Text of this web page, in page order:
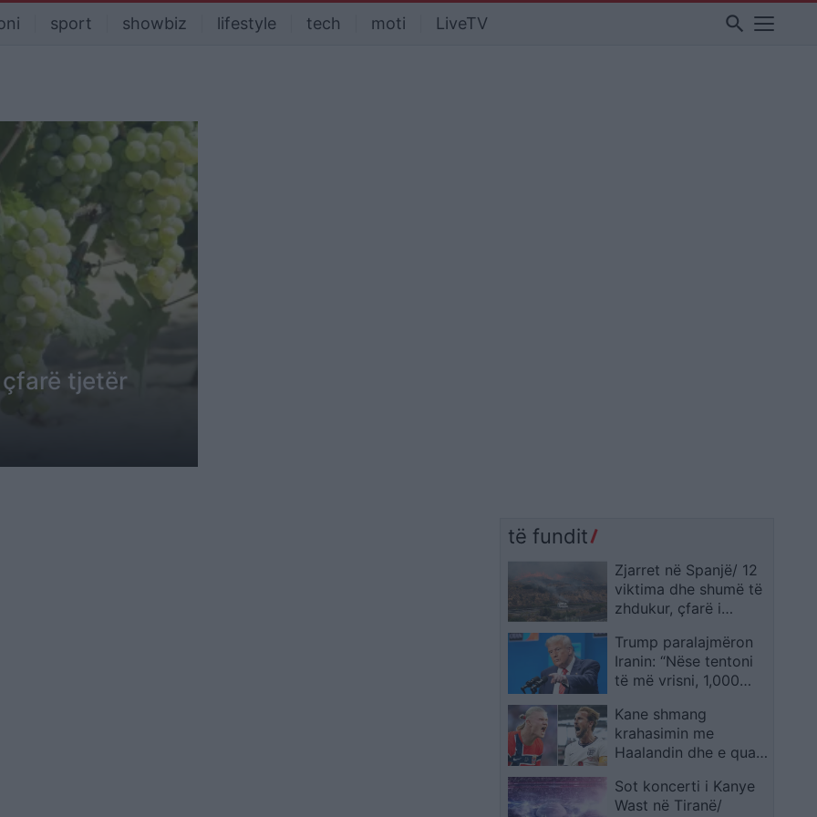
sport showbiz lifestyle tech moti LiveTV search
çfarë tjetër
të fundit
Zjarret në Spanjë/ 12
viktima dhe shumë të
zhdukur, çfarë i
që ‘përpinë’ vendin
Trump paralajmëron
Iranin: “Nëse tentoni
të më vrisni, 1,000
ultimatum Teheranit
deri sonte për
Ngushticën e
Kane shmang
krahasimin me
Haalandin dhe e quan
Norvegji
Sot koncerti i Kanye
Wast në Tiranë/